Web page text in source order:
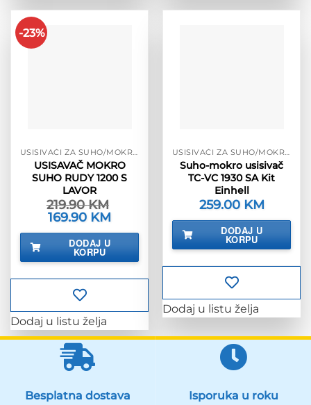
-23%
USISIVAČI ZA SUHO/MOKRO
USISAVAČ MOKRO
SUHO RUDY 1200 S
LAVOR
219.90KM
Izvorna
cijena
bila
219.90 KM.
169.90 KM
je:
DODAJ U
KORPU
Dodaj u listu želja
USISIVAČI ZA SUHO/MOKRO
Suho-mokro usisivač
TC-VC 1930 SA Kit
Einhell
259.00 KM
DODAJ U
KORPU
Dodaj u listu želja
Besplatna dostava
Isporuka u roku